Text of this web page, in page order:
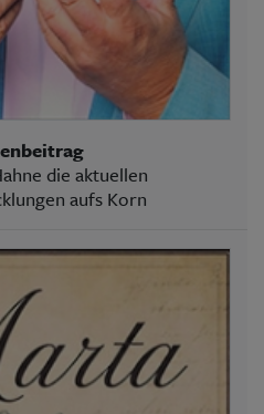
die aktuellen
aufs Korn